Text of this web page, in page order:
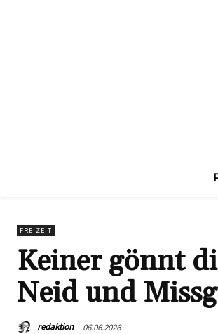
FREIZEIT
Keiner gönnt
Neid und
redaktion 06.06.2026